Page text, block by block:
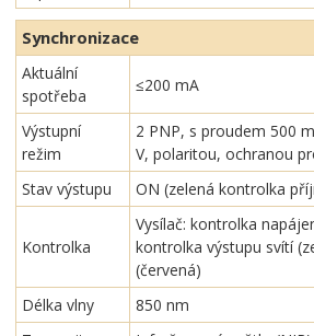
Synchronizace
Aktuální
spotřeba
≤200 mA
Výstupní
režim
2 PNP, s proudem 500
V, polaritou, ochranou
Stav výstupu
ON (zelená kontrolka
Kontrolka
Vysílač: kontrolka
kontrolka výstupu svítí
(červená)
Délka vlny
850 nm